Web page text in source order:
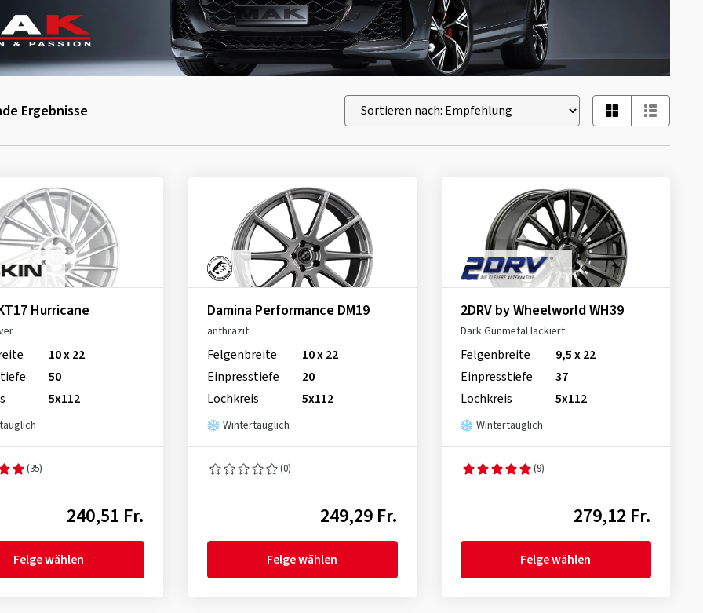
Ergebnisse
Hurricane
10 x 22
50
5x112
(35)
240,51 Fr.
Felge wählen
Damina Performance DM19
anthrazit
Felgenbreite
10 x 22
Einpresstiefe
20
Lochkreis
5x112
Wintertauglich
(0)
249,29 Fr.
Felge wählen
2DRV by Wheelworld WH39
Dark Gunmetal lackiert
Felgenbreite
9,5 x 22
Einpresstiefe
37
Lochkreis
5x112
Wintertauglich
(9)
279,12 Fr.
Felge wählen